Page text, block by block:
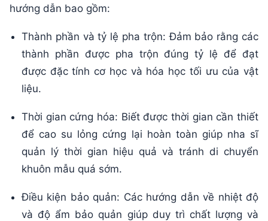
hướng dẫn bao gồm:
Thành phần và tỷ lệ pha trộn: Đảm bảo rằng các
thành phần được pha trộn đúng tỷ lệ để đạt
được đặc tính cơ học và hóa học tối ưu của vật
liệu.
Thời gian cứng hóa: Biết được thời gian cần thiết
để cao su lỏng cứng lại hoàn toàn giúp nha sĩ
quản lý thời gian hiệu quả và tránh di chuyển
khuôn mẫu quá sớm.
Điều kiện bảo quản: Các hướng dẫn về nhiệt độ
và độ ẩm bảo quản giúp duy trì chất lượng và